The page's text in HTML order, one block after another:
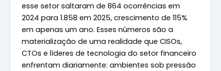
esse setor saltaram de 864 ocorrências em
2024 para 1.858 em 2025, crescimento de 115%
em apenas um ano. Esses números são a
materialização de uma realidade que CISOs,
CTOs e líderes de tecnologia do setor financeiro
enfrentam diariamente: ambientes sob pressão